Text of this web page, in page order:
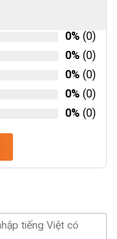
0% (0)
0% (0)
0% (0)
0% (0)
0% (0)